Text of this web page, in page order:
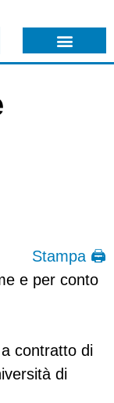
Stampa 🖨
e per conto
contratto di
di